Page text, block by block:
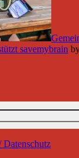
savemybrain
Datenschutz